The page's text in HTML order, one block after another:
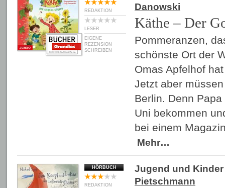
REDAKTION
LESER
EIGENE
REZENSION
SCHREIBEN
Danowski
Käthe – Der
Pommeranzen,
schönste Ort der
Omas Apfelhof
Jetzt aber
Berlin. Denn
Uni bekommen
bei einem
Mehr…
HÖRBUCH
REDAKTION
Jugend und Kinder
Pietschmann